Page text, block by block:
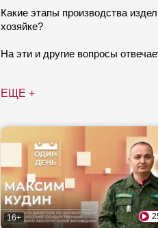
Какие этапы производства
хозяйке?
На эти и другие вопросы
ЕЩЕ +
16+